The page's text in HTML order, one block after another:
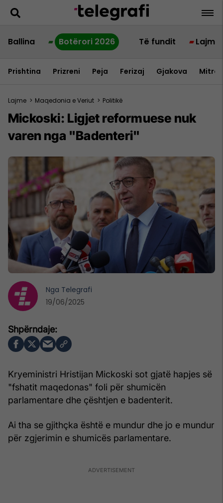
Ballina Botërori 2026 Të fundit Lajme
Prishtina Prizreni Peja Ferizaj Gjakova
Lajme > Maqedonia e Veriut > Politikë
Mickoski: Ligjet reformuese nuk
varen nga "Badenteri"
Kryeministri Hristijan Mickoski sot gjatë hapjes së
"fshatit maqedonas" foli për shumicën
parlamentare dhe çështjen e badenterit.
Ai tha se gjithçka është e mundur dhe jo e mundur
për zgjerimin e shumicës parlamentare.
Nga Telegrafi
19/06/2025